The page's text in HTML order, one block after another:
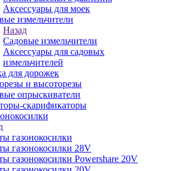
Аксессуары для моек
измельчители
Назад
Садовые измельчители
Аксессуары для садовых
измельчителей
для дорожек
и высоторезы
опрыскиватели
скарификаторы
газонокосилки
газонокосилки 28V
газонокосилки Powershare 20V